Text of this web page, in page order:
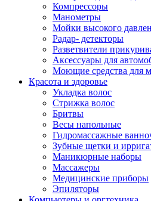
Компрессоры
Манометры
Мойки высокого
Радар- детекторы
Разветвители
Аксессуары для
Моющие средства для
Красота и здоровье
Укладка волос
Стрижка волос
Бритвы
Весы напольные
Гидромассажные
Зубные щетки и
Маникюрные наборы
Массажеры
Медицинские приборы
Эпиляторы